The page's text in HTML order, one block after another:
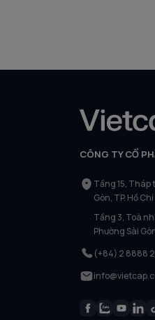
CÔNG TY CỔ
Tầng 15, Tháp
Gòn, TP. Hồ
Tầng 3, Toà
Phường Sài
(+84) 2 8888